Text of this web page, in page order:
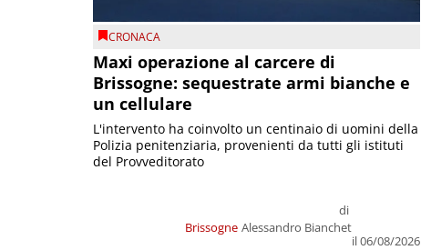
CRONACA
Maxi operazione al carcere di
Brissogne: sequestrate armi bianche e
un cellulare
Brissogne
di
Alessandro Bianchet
il 06/08/2026
L'intervento ha coinvolto un centinaio di uomini della
Polizia penitenziaria, provenienti da tutti gli istituti
del Provveditorato